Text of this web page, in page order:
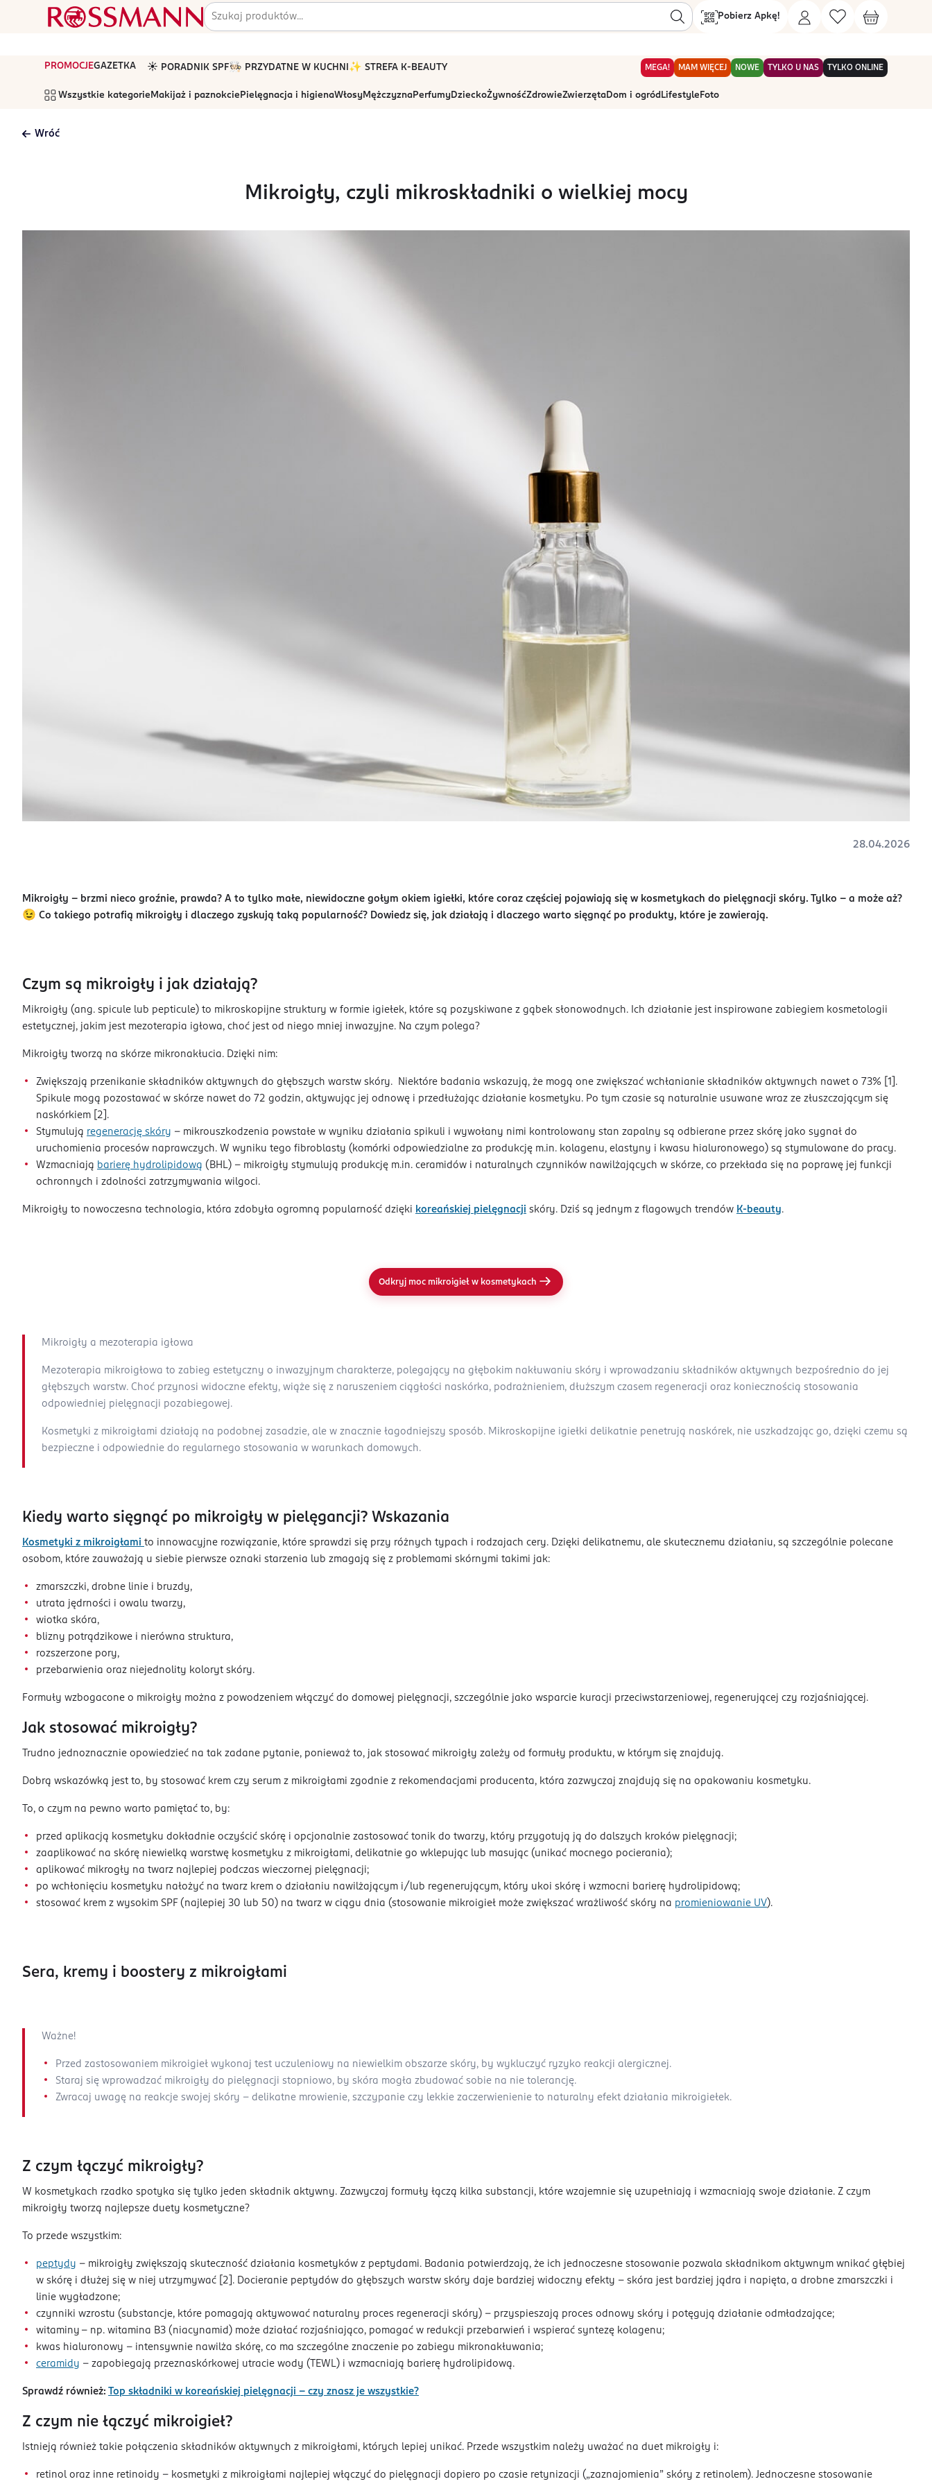
Pobierz Apkę!
PROMOCJEGAZETKA ☀️ PORADNIK SPF🧑🏻‍🍳 PRZYDATNE W KUCHNI ✨ STREFA K-BEAUTY MEGA! MAM WIĘCEJ NOWE TYLKO U NAS TYLKO ONLINE
Wszystkie kategorie Makijaż i paznokcie Pielęgnacja i higienaWłosyMężczyznaPerfumyDzieckoŻywnośćZdrowieZwierzętaDom i ogród Lifestyle Foto
Wróć
Mikroigły, czyli mikroskładniki o wielkiej mocy
28.04.2026
Mikroigły – brzmi nieco groźnie, prawda? A to tylko małe, niewidoczne gołym okiem igiełki, które coraz częściej pojawiają się w kosmetykach do pielęgnacji skóry. Tylko – a może aż?
😉 Co takiego potrafią mikroigły i dlaczego zyskują taką popularność? Dowiedz się, jak działają i dlaczego warto sięgnąć po produkty, które je zawierają.
Czym są mikroigły i jak działają?
Mikroigły (ang. spicule lub pepticule) to mikroskopijne struktury w formie igiełek, które są pozyskiwane z gąbek słonowodnych. Ich działanie jest inspirowane zabiegiem kosmetologii
estetycznej, jakim jest mezoterapia igłowa, choć jest od niego mniej inwazyjne. Na czym polega?
Mikroigły tworzą na skórze mikronakłucia. Dzięki nim:
Zwiększają przenikanie składników aktywnych do głębszych warstw skóry. Niektóre badania wskazują, że mogą one zwiększać wchłanianie składników aktywnych nawet o 73% [1].
Spikule mogą pozostawać w skórze nawet do 72 godzin, aktywując jej odnowę i przedłużając działanie kosmetyku. Po tym czasie są naturalnie usuwane wraz ze złuszczającym się
naskórkiem [2].
Stymulują regenerację skóry – mikrouszkodzenia powstałe w wyniku działania spikuli i wywołany nimi kontrolowany stan zapalny są odbierane przez skórę jako sygnał do
uruchomienia procesów naprawczych. W wyniku tego fibroblasty (komórki odpowiedzialne za produkcję m.in. kolagenu, elastyny i kwasu hialuronowego) są stymulowane do pracy.
Wzmacniają barierę hydrolipidową (BHL) – mikroigły stymulują produkcję m.in. ceramidów i naturalnych czynników nawilżających w skórze, co przekłada się na poprawę jej funkcji
ochronnych i zdolności zatrzymywania wilgoci.
Mikroigły to nowoczesna technologia, która zdobyła ogromną popularność dzięki koreańskiej pielęgnacji skóry. Dziś są jednym z flagowych trendów K-beauty.
Odkryj moc mikroigieł w kosmetykach
Mikroigły a mezoterapia igłowa
Mezoterapia mikroigłowa to zabieg estetyczny o inwazyjnym charakterze, polegający na głębokim nakłuwaniu skóry i wprowadzaniu składników aktywnych bezpośrednio do jej
głębszych warstw. Choć przynosi widoczne efekty, wiąże się z naruszeniem ciągłości naskórka, podrażnieniem, dłuższym czasem regeneracji oraz koniecznością stosowania
odpowiedniej pielęgnacji pozabiegowej.
Kosmetyki z mikroigłami działają na podobnej zasadzie, ale w znacznie łagodniejszy sposób. Mikroskopijne igiełki delikatnie penetrują naskórek, nie uszkadzając go, dzięki czemu są
bezpieczne i odpowiednie do regularnego stosowania w warunkach domowych.
Kiedy warto sięgnąć po mikroigły w pielęgancji? Wskazania
Kosmetyki z mikroigłami to innowacyjne rozwiązanie, które sprawdzi się przy różnych typach i rodzajach cery. Dzięki delikatnemu, ale skutecznemu działaniu, są szczególnie polecane
osobom, które zauważają u siebie pierwsze oznaki starzenia lub zmagają się z problemami skórnymi takimi jak:
zmarszczki, drobne linie i bruzdy,
utrata jędrności i owalu twarzy,
wiotka skóra,
blizny potrądzikowe i nierówna struktura,
rozszerzone pory,
przebarwienia oraz niejednolity koloryt skóry.
Formuły wzbogacone o mikroigły można z powodzeniem włączyć do domowej pielęgnacji, szczególnie jako wsparcie kuracji przeciwstarzeniowej, regenerującej czy rozjaśniającej.
Jak stosować mikroigły?
Trudno jednoznacznie opowiedzieć na tak zadane pytanie, ponieważ to, jak stosować mikroigły zależy od formuły produktu, w którym się znajdują.
Dobrą wskazówką jest to, by stosować krem czy serum z mikroigłami zgodnie z rekomendacjami producenta, która zazwyczaj znajdują się na opakowaniu kosmetyku.
To, o czym na pewno warto pamiętać to, by:
przed aplikacją kosmetyku dokładnie oczyścić skórę i opcjonalnie zastosować tonik do twarzy, który przygotują ją do dalszych kroków pielęgnacji;
zaaplikować na skórę niewielką warstwę kosmetyku z mikroigłami, delikatnie go wklepując lub masując (unikać mocnego pocierania);
aplikować mikrogły na twarz najlepiej podczas wieczornej pielęgnacji;
po wchłonięciu kosmetyku nałożyć na twarz krem o działaniu nawilżającym i/lub regenerującym, który ukoi skórę i wzmocni barierę hydrolipidową;
stosować krem z wysokim SPF (najlepiej 30 lub 50) na twarz w ciągu dnia (stosowanie mikroigieł może zwiększać wrażliwość skóry na promieniowanie UV ).
Sera, kremy i boostery z mikroigłami
Ważne!
Przed zastosowaniem mikroigieł wykonaj test uczuleniowy na niewielkim obszarze skóry, by wykluczyć ryzyko reakcji alergicznej.
Staraj się wprowadzać mikroigły do pielęgnacji stopniowo, by skóra mogła zbudować sobie na nie tolerancję.
Zwracaj uwagę na reakcje swojej skóry – delikatne mrowienie, szczypanie czy lekkie zaczerwienienie to naturalny efekt działania mikroigiełek.
Z czym łączyć mikroigły?
W kosmetykach rzadko spotyka się tylko jeden składnik aktywny. Zazwyczaj formuły łączą kilka substancji, które wzajemnie się uzupełniają i wzmacniają swoje działanie. Z czym
mikroigły tworzą najlepsze duety kosmetyczne?
To przede wszystkim:
peptydy – mikroigły zwiększają skuteczność działania kosmetyków z peptydami. Badania potwierdzają, że ich jednoczesne stosowanie pozwala składnikom aktywnym wnikać głębiej
w skórę i dłużej się w niej utrzymywać [2]. Docieranie peptydów do głębszych warstw skóry daje bardziej widoczny efekty – skóra jest bardziej jądra i napięta, a drobne zmarszczki i
linie wygładzone;
czynniki wzrostu (substancje, które pomagają aktywować naturalny proces regeneracji skóry) – przyspieszają proces odnowy skóry i potęgują działanie odmładzające;
witaminy – np. witamina B3 (niacynamid) może działać rozjaśniająco, pomagać w redukcji przebarwień i wspierać syntezę kolagenu;
kwas hialuronowy – intensywnie nawilża skórę, co ma szczególne znaczenie po zabiegu mikronakłuwania;
ceramidy – zapobiegają przeznaskórkowej utracie wody (TEWL) i wzmacniają barierę hydrolipidową.
Sprawdź również: Top składniki w koreańskiej pielęgnacji - czy znasz je wszystkie?
Z czym nie łączyć mikroigieł?
Istnieją również takie połączenia składników aktywnych z mikroigłami, których lepiej unikać. Przede wszystkim należy uważać na duet mikroigły i:
retinol oraz inne retinoidy – kosmetyki z mikroigłami najlepiej włączyć do pielęgnacji dopiero po czasie retynizacji („zaznajomienia” skóry z retinolem). Jednoczesne stosowanie